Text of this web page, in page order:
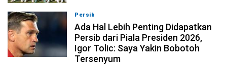
Persib
Ada Hal Lebih Penting Didapatkan
Persib dari Piala Presiden 2026,
Igor Tolic: Saya Yakin Bobotoh
Tersenyum